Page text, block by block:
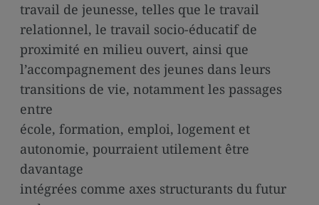
travail de jeunesse, telles que le travail
relationnel, le travail socio-éducatif de
proximité en milieu ouvert, ainsi que
l’accompagnement des jeunes dans leurs
transitions de vie, notamment les passages
entre
école, formation, emploi, logement et
autonomie, pourraient utilement être
davantage
intégrées comme axes structurants du futur